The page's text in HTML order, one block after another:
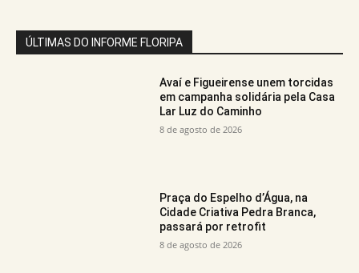
ÚLTIMAS DO INFORME FLORIPA
Avaí e Figueirense unem torcidas
em campanha solidária pela Casa
Lar Luz do Caminho
8 de agosto de 2026
Praça do Espelho d’Água, na
Cidade Criativa Pedra Branca,
passará por retrofit
8 de agosto de 2026